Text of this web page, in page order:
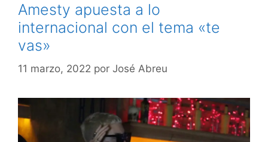
Amesty apuesta a lo
internacional con el tema «te
vas»
11 marzo, 2022 por José Abreu